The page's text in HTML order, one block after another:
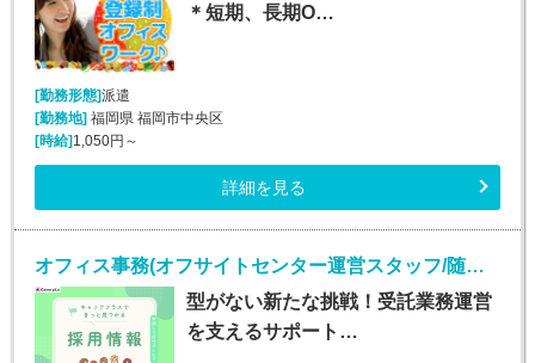
＊短期、長期O…
[勤務形態]派遣
[勤務地]福岡県 福岡市中央区
[時給]1,050円～
詳細を見る
オフィス事務(オフサイトセンター運営スタッフ/随時入社/長期)
型がない新たな挑戦！受託業務運営
を支えるサポート…